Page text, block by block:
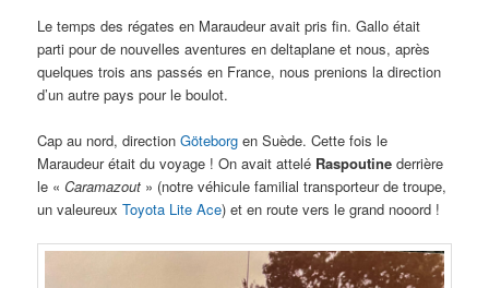
Le temps des régates en Maraudeur avait pris fin. Gallo était
parti pour de nouvelles aventures en deltaplane et nous, après
quelques trois ans passés en France, nous prenions la direction
d’un autre pays pour le boulot.
Cap au nord, directionGöteborg en Suède. Cette fois le
Maraudeur était du voyage ! On avait attelé Raspoutine derrière
le «Caramazout » (notre véhicule familial transporteur de troupe,
un valeureuxToyota Lite Ace) et en route vers le grand nooord !